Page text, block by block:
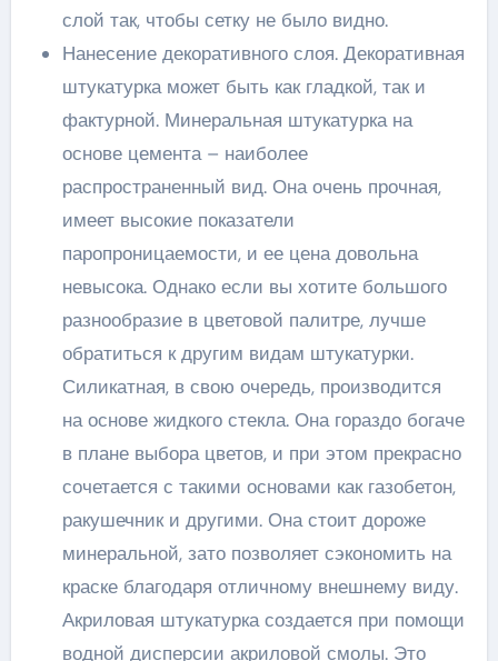
слой так, чтобы сетку не было видно.
Нанесение декоративного слоя. Декоративная
штукатурка может быть как гладкой, так и
фактурной. Минеральная штукатурка на
основе цемента – наиболее
распространенный вид. Она очень прочная,
имеет высокие показатели
паропроницаемости, и ее цена довольна
невысока. Однако если вы хотите большого
разнообразие в цветовой палитре, лучше
обратиться к другим видам штукатурки.
Силикатная, в свою очередь, производится
на основе жидкого стекла. Она гораздо богаче
в плане выбора цветов, и при этом прекрасно
сочетается с такими основами как газобетон,
ракушечник и другими. Она стоит дороже
минеральной, зато позволяет сэкономить на
краске благодаря отличному внешнему виду.
Акриловая штукатурка создается при помощи
водной дисперсии акриловой смолы. Это